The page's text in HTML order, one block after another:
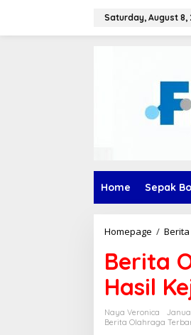
Saturday, August 8,
Home Sepak
Homepage /
Berita
Hasil
Naya Veronica
Berita Olahraga